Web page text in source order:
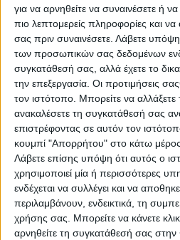
για να αρνηθείτε να συναινέσετε ή
πιο λεπτομερείς πληροφορίες και να
σας πριν συναινέσετε. Λάβετε υπόψη
των προσωπικών σας δεδομένων
συγκατάθεσή σας, αλλά έχετε το
την επεξεργασία. Οι προτιμήσεις
τον ιστότοπο. Μπορείτε να αλλάξετε
ανακαλέσετε τη συγκατάθεσή σας
επιστρέφοντας σε αυτόν τον
κουμπί "Απορρήτου" στο κάτω μέρος
Λάβετε επίσης υπόψη ότι αυτός ο
χρησιμοποιεί μία ή περισσότερες
ενδέχεται να συλλέγει και να
περιλαμβάνουν, ενδεικτικά, τη
χρήσης σας. Μπορείτε να κάνετε
αρνηθείτε τη συγκατάθεσή σας στην
ΑΝΤΙΚΕΣ ΑΠΟ ΓΥΑΛΙ:
Δύο γυάλινα δοχεία με βρυσάκι
απώλεια. 50 ετών συν. Στις
άριστη κατάσταση τους.
Κωδ. Αγγελίας
Τύπος
Κατηγορία